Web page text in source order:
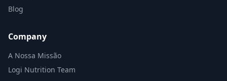
Blog
Company
A Nossa Missão
Logi Nutrition Team